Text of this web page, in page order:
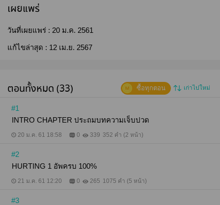
เผยแพร่
วันที่เผยแพร่ : 20 ม.ค. 2561
แก้ไขล่าสุด : 12 เม.ย. 2567
ตอนทั้งหมด (33) เก่าไปใหม่
ซื้อทุกตอน
#1
INTRO CHAPTER ประถมบทความเจ็บปวด
20 ม.ค. 61 18:58 0 339 352 คำ (2 หน้า)
#2
HURTING 1 อัพครบ 100%
21 ม.ค. 61 12:20 0 265 1075 คำ (5 หน้า)
#3